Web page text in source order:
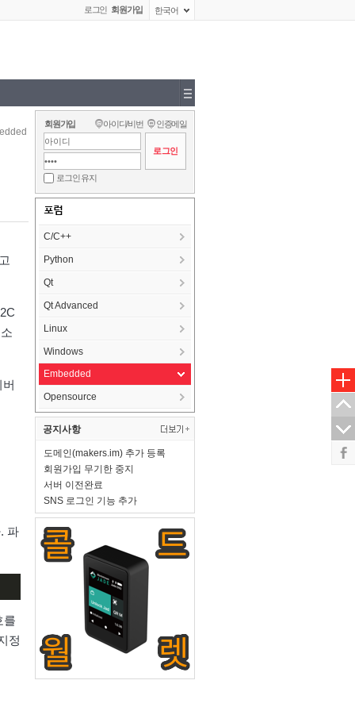
로그인 회원가입 한국어
파
를
정
회원가입 아이디/비번 인증메일
로그인 유지
포럼
C/C++
Python
Qt
Qt Advanced
Linux
Windows
Embedded
Opensource
공지사항
도메인(makers.im) 추가 등록
회원가입 무기한 중지
서버 이전완료
SNS 로그인 기능 추가